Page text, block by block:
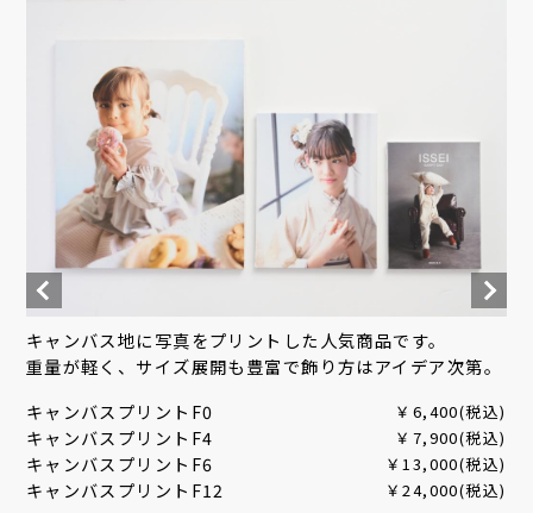
キャンバス地に写真をプリントした人気商品です。
重量が軽く、サイズ展開も豊富で飾り方はアイデア次第。
キャンバスプリントF0 ￥6,400(税込)
キャンバスプリントF4 ￥7,900(税込)
キャンバスプリントF6 ￥13,000(税込)
キャンバスプリントF12 ￥24,000(税込)